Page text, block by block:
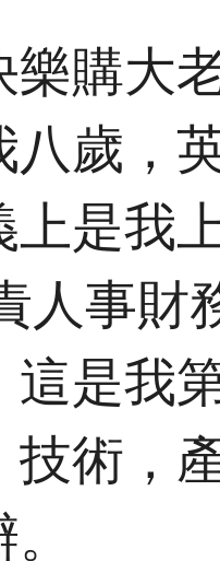
樂購大
八歲，
上是我
人事財
這是我
技術，